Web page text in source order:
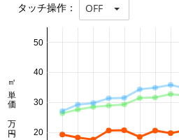
タッチ操作： OFF
20
30
40
50
㎡単価 万円/㎡